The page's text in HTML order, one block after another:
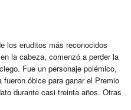
los eruditos más reconocidos
la cabeza, comenzó a perder la
Fue un personaje polémico,
óbice para ganar el Premio
durante casi treinta años. Otras